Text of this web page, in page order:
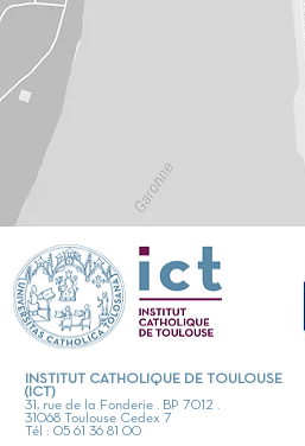
INSTITUT CATHOLIQUE DE TOULOUSE
(ICT)
31, rue de la Fonderie . BP 7012 .
31068 Toulouse Cedex 7
Tél : 05 61 36 81 00